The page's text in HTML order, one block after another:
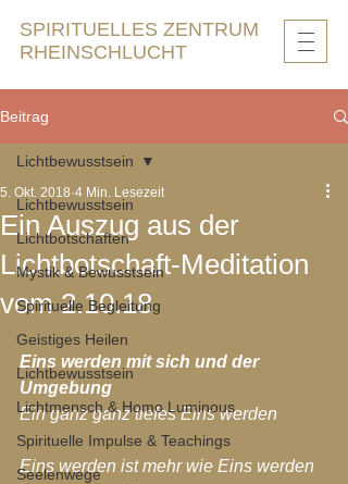
SPIRITUELLES ZENTRUM
RHEINSCHLUCHT
Beitrag
Lichtbewusstsein
Lichtbotschaften
Mystik & Bewusstsein
Spirituelle Begleitung
Geistiges Heilen
Lichtbewusstsein
Lichtmensch & Homo Luminous
Spirituelle Impulse & Teachings
Seelenwege
Lichtbewusstsein
Ein Auszug aus der
Lichtbotschaft-Meditation
vom 2.10.18
5. Okt. 2018 4 Min. Lesezeit
Eins werden mit sich und der
Umgebung
Ein ganz ganz tiefes Eins werden
Eins werden ist mehr wie Eins werden